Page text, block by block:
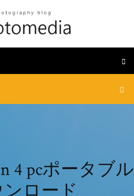
4 pcポータブル